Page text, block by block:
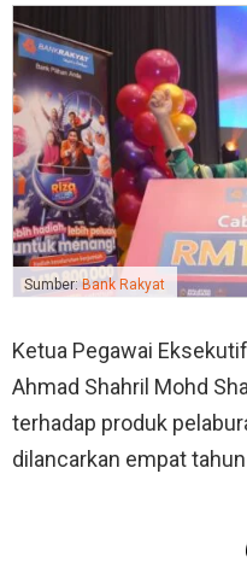
Sumber:Bank Rakyat
Ketua Pegawai
Ahmad Shahril Mohd
terhadap produk
dilancarkan empat